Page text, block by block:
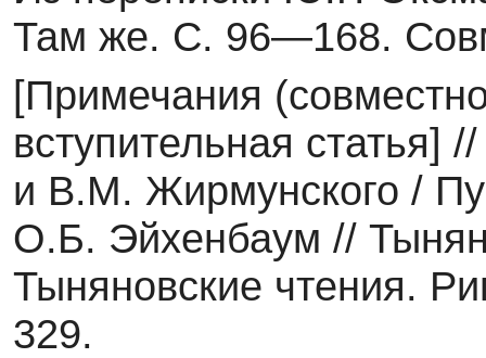
Там же. С. 96—168.
[Примечания
вступительная
и В.М. Жирмунского /
О.Б. Эйхенбаум //
Тыняновские чтения.
329.